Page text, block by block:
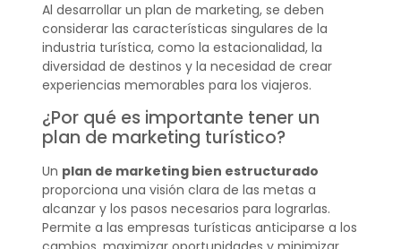
Al desarrollar un plan de marketing, se deben
considerar las características singulares de la
industria turística, como la estacionalidad, la
diversidad de destinos y la necesidad de crear
experiencias memorables para los viajeros.
¿Por qué es importante tener un
plan de marketing turístico?
Un plan de marketing bien estructurado
proporciona una visión clara de las metas a
alcanzar y los pasos necesarios para lograrlas.
Permite a las empresas turísticas anticiparse a los